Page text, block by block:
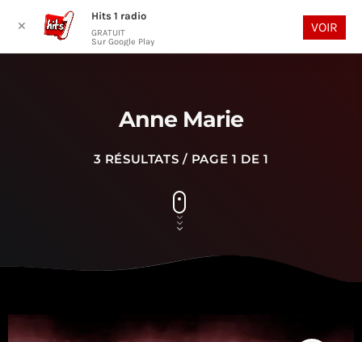
play_arrow
Anne Marie
3 RÉSULTATS / PAGE 1 DE 1
✕
Hits 1 radio
GRATUIT
Sur Google Play
VOIR